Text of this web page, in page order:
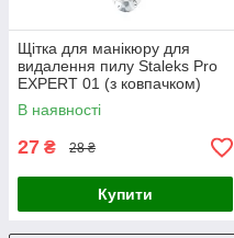
Щітка для манікюру для
видалення пилу Staleks Pro
EXPERT 01 (з ковпачком)
(DBE-01)
В наявності
27 ₴ 28 ₴
Купити